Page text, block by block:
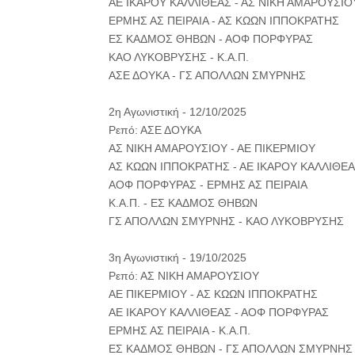
ΕΡΜΗΣ ΑΣ ΠΕΙΡΑΙΑ - ΑΣ ΚΩΩΝ ΙΠΠΟΚΡΑΤΗΣ
ΕΣ ΚΑΔΜΟΣ ΘΗΒΩΝ - ΑΟΦ ΠΟΡΦΥΡΑΣ
ΚΑΟ ΛΥΚΟΒΡΥΣΗΣ - Κ.Α.Π.
ΑΣΕ ΔΟΥΚΑ - ΓΣ ΑΠΟΛΛΩΝ ΣΜΥΡΝΗΣ
2η Αγωνιστική - 12/10/2025
Ρεπό: ΑΣΕ ΔΟΥΚΑ
ΑΣ ΝΙΚΗ ΑΜΑΡΟΥΣΙΟΥ - ΑΕ ΠΙΚΕΡΜΙΟΥ
ΑΣ ΚΩΩΝ ΙΠΠΟΚΡΑΤΗΣ - ΑΕ ΙΚΑΡΟΥ
ΑΟΦ ΠΟΡΦΥΡΑΣ - ΕΡΜΗΣ ΑΣ ΠΕΙΡΑΙΑ
Κ.Α.Π. - ΕΣ ΚΑΔΜΟΣ ΘΗΒΩΝ
ΓΣ ΑΠΟΛΛΩΝ ΣΜΥΡΝΗΣ - ΚΑΟ ΛΥΚΟΒΡΥΣΗΣ
3η Αγωνιστική - 19/10/2025
Ρεπό: ΑΣ ΝΙΚΗ ΑΜΑΡΟΥΣΙΟΥ
ΑΕ ΠΙΚΕΡΜΙΟΥ - ΑΣ ΚΩΩΝ ΙΠΠΟΚΡΑΤΗΣ
ΑΕ ΙΚΑΡΟΥ ΚΑΛΛΙΘΕΑΣ - ΑΟΦ ΠΟΡΦΥΡΑΣ
ΕΡΜΗΣ ΑΣ ΠΕΙΡΑΙΑ - Κ.Α.Π.
ΕΣ ΚΑΔΜΟΣ ΘΗΒΩΝ - ΓΣ ΑΠΟΛΛΩΝ ΣΜΥΡΝΗΣ